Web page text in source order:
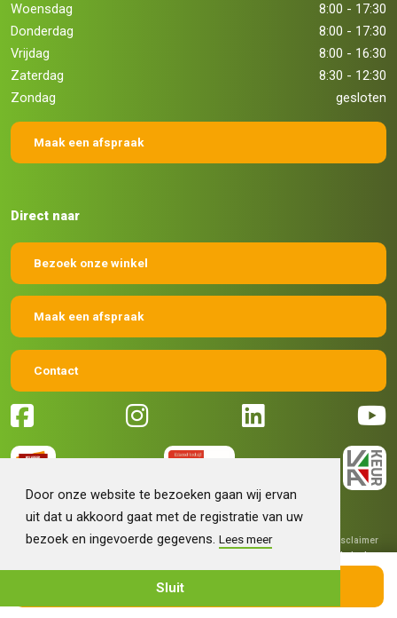
Door onze website te bezoeken gaan wij ervan
uit dat u akkoord gaat met de registratie van uw
bezoek en ingevoerde gegevens.Lees meer
Sluit
Filter assortiment
Woensdag
8:00 - 17:30
Donderdag
8:00 - 17:30
Vrijdag
8:00 - 16:30
Zaterdag
8:30 - 12:30
Zondag
gesloten
Maak een afspraak
Direct naar
Bezoek onze winkel
Maak een afspraak
Contact
© 2026 Machinehandel Bruntink BV | Algemene voorwaarden
Disclaimer
Technische
realisatieSieronline B.V.